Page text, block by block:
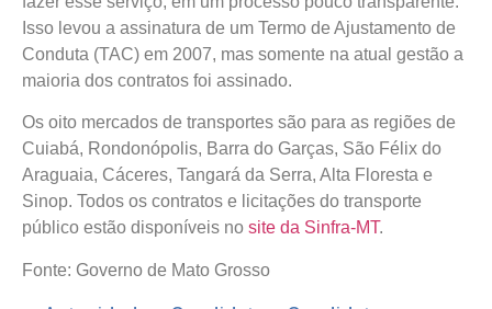
Isso levou a assinatura de um Termo de Ajustamento de
Conduta (TAC) em 2007, mas somente na atual gestão a
maioria dos contratos foi assinado.
Os oito mercados de transportes são para as regiões de
Cuiabá, Rondonópolis, Barra do Garças, São Félix do
Araguaia, Cáceres, Tangará da Serra, Alta Floresta e
Sinop. Todos os contratos e licitações do transporte
público estão disponíveis no site da Sinfra-MT.
Fonte: Governo de Mato Grosso